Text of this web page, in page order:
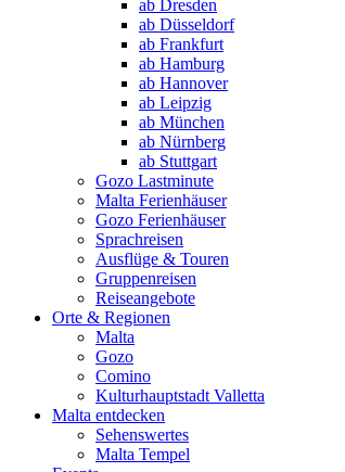
ab Dresden
ab Düsseldorf
ab Frankfurt
ab Hamburg
ab Hannover
ab Leipzig
ab München
ab Nürnberg
ab Stuttgart
Gozo Lastminute
Malta Ferienhäuser
Gozo Ferienhäuser
Sprachreisen
Ausflüge & Touren
Gruppenreisen
Reiseangebote
Orte & Regionen
Malta
Gozo
Comino
Kulturhauptstadt Valletta
Malta entdecken
Sehenswertes
Malta Tempel